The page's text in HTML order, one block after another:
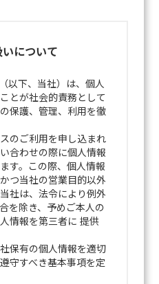
について
以下、当社）は、個人
とが社会的責務として
保護、管理、利用を徹
のご利用を申し込まれ
合わせの際に個人情報
す。この際、個人情報
つ当社の営業目的以外
社は、法令により例外
を除き、予めご本人の
情報を第三者に 提供
保有の個人情報を適切
守すべき基本事項を定